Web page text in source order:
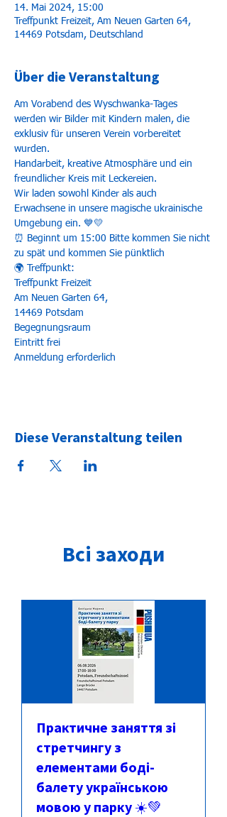
14. Mai 2024, 15:00
Treffpunkt Freizeit, Am Neuen Garten 64,
14469 Potsdam, Deutschland
Über die Veranstaltung
Am Vorabend des Wyschwanka-Tages
werden wir Bilder mit Kindern malen, die
exklusiv für unseren Verein vorbereitet
wurden.
Handarbeit, kreative Atmosphäre und ein
freundlicher Kreis mit Leckereien.
Wir laden sowohl Kinder als auch
Erwachsene in unsere magische ukrainische
Umgebung ein. 💙💛
⏰ Beginnt um 15:00 Bitte kommen Sie nicht
zu spät und kommen Sie pünktlich
🌍 Treffpunkt:
Treffpunkt Freizeit
Am Neuen Garten 64,
14469 Potsdam
Begegnungsraum
Eintritt frei
Anmeldung erforderlich
Diese Veranstaltung teilen
Всі заходи
Практичне заняття зі
стретчингу з
елементами боді-
балету українською
мовою у парку ☀️💚